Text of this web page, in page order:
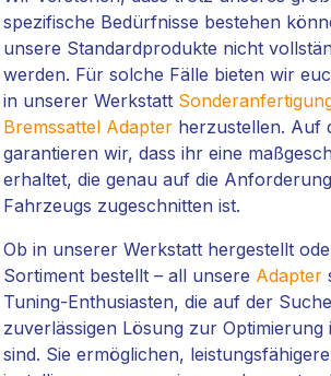
spezifische Bedürfnisse bestehen
unsere Standardprodukte nicht
werden. Für solche Fälle bieten wir
in unserer Werkstatt
Bremssattel Adapterherzustellen. Auf
garantieren wir, dass ihr eine
erhaltet, die genau auf die
Fahrzeugs zugeschnitten ist.
Ob in unserer Werkstatt hergestellt
Sortiment bestellt – all unsere Adapter
Tuning-Enthusiasten, die auf der
zuverlässigen Lösung zur Optimierung
sind. Sie ermöglichen,